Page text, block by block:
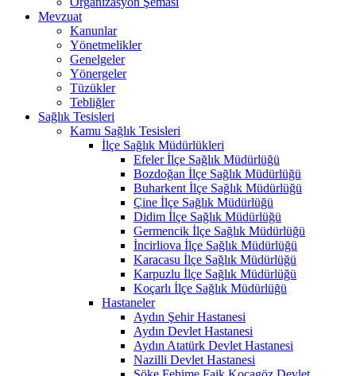
Mevzuat
Kanunlar
Yönetmelikler
Genelgeler
Yönergeler
Tüzükler
Tebliğler
Sağlık Tesisleri
Kamu Sağlık Tesisleri
İlçe Sağlık Müdürlükleri
Efeler İlçe Sağlık Müdürlüğü
Bozdoğan İlçe Sağlık Müdürlüğü
Buharkent İlçe Sağlık Müdürlüğü
Çine İlçe Sağlık Müdürlüğü
Didim İlçe Sağlık Müdürlüğü
Germencik İlçe Sağlık Müdürlüğü
İncirliova İlçe Sağlık Müdürlüğü
Karacasu İlçe Sağlık Müdürlüğü
Karpuzlu İlçe Sağlık Müdürlüğü
Koçarlı İlçe Sağlık Müdürlüğü
Hastaneler
Aydın Şehir Hastanesi
Aydın Devlet Hastanesi
Aydın Atatürk Devlet Hastanesi
Nazilli Devlet Hastanesi